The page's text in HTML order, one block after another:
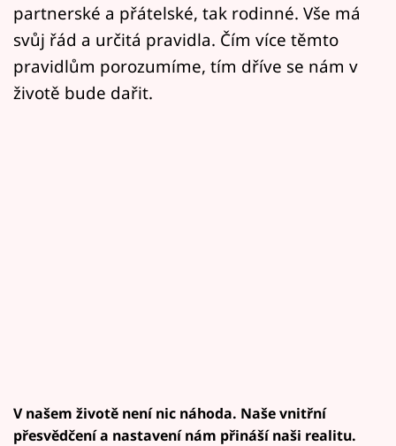
Sledujte nás
partnerské a přátelské, tak rodinné. Vše má
svůj řád a určitá pravidla. Čím více těmto
pravidlům porozumíme, tím dříve se nám v
životě bude dařit.
V našem životě není nic náhoda. Naše vnitřní
přesvědčení a nastavení nám přináší naši realitu.